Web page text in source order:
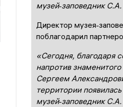
музей‑заповедник С.А.
Директор
поблагодарил
«Сегодня, благодаря
напротив знаменитого
Сергеем
территории
музей‑заповедник С.А.